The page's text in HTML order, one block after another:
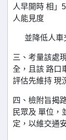
人早開時 相」
人能見度
並降低人車
三、考量該處
全，且該 路口
評估先維持 現
四、檢附旨揭
民眾及 單位，
定，以維交通